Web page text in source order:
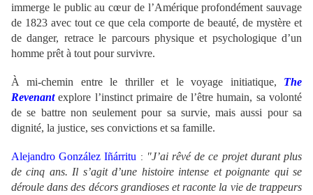
immerge le public au cœur de l’Amérique profondément sauvage
de 1823 avec tout ce que cela comporte de beauté, de mystère et
de danger, retrace le parcours physique et psychologique d’un
homme prêt à tout pour survivre.
À mi-chemin entre le thriller et le voyage initiatique, The
Revenantexplore l’instinct primaire de l’être humain, sa volonté
de se battre non seulement pour sa survie, mais aussi pour sa
dignité, la justice, ses convictions et sa famille.
Alejandro González Iñárritu : "J’ai rêvé de ce projet durant plus
de cinq ans. Il s’agit d’une histoire intense et poignante qui se
déroule dans des décors grandioses et raconte la vie de trappeurs